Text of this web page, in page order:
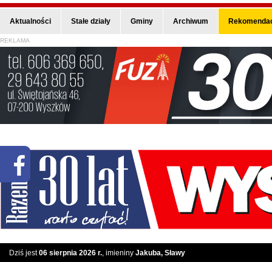
Aktualności Stałe działy Gminy Archiwum
REKLAMA
Dziś jest06 sierpnia 2026 r., imieniny Jakuba, Sławy